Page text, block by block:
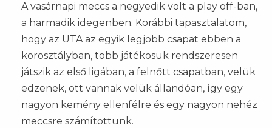
A vasárnapi meccs a negyedik volt a play off-ban,
a harmadik idegenben. Korábbi tapasztalatom,
hogy az UTA az egyik legjobb csapat ebben a
korosztályban, több játékosuk rendszeresen
játszik az első ligában, a felnőtt csapatban, velük
edzenek, ott vannak velük állandóan, így egy
nagyon kemény ellenfélre és egy nagyon nehéz
meccsre számítottunk.